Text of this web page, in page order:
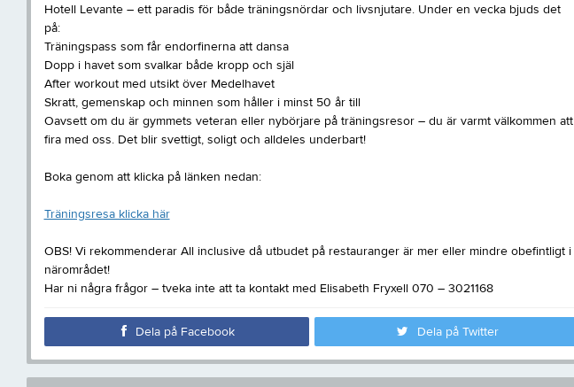
Hotell Levante – ett paradis för både träningsnördar och livsnjutare. Under en vecka bjuds det
på:
Träningspass som får endorfinerna att dansa
Dopp i havet som svalkar både kropp och själ
After workout med utsikt över Medelhavet
Skratt, gemenskap och minnen som håller i minst 50 år till
Oavsett om du är gymmets veteran eller nybörjare på träningsresor – du är varmt välkommen att
fira med oss. Det blir svettigt, soligt och alldeles underbart!
Boka genom att klicka på länken nedan:
Träningsresa klicka här
OBS! Vi rekommenderar All inclusive då utbudet på restauranger är mer eller mindre obefintligt i
närområdet!
Har ni några frågor – tveka inte att ta kontakt med Elisabeth Fryxell 070 – 3021168
Dela på Facebook Dela på Twitter